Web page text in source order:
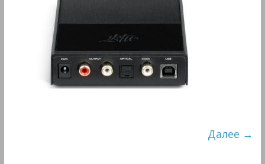
Мультимедиа
Далее →